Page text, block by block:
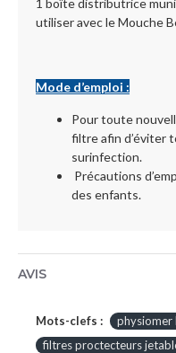
1 boîte distributrice
utiliser avec le Mouche
Mode d’emploi :
Pour toute
filtre afin d’éviter
surinfection.
Précautions
des enfants.
AVIS
Mots-clefs :
physiomer
filtres proctecteurs